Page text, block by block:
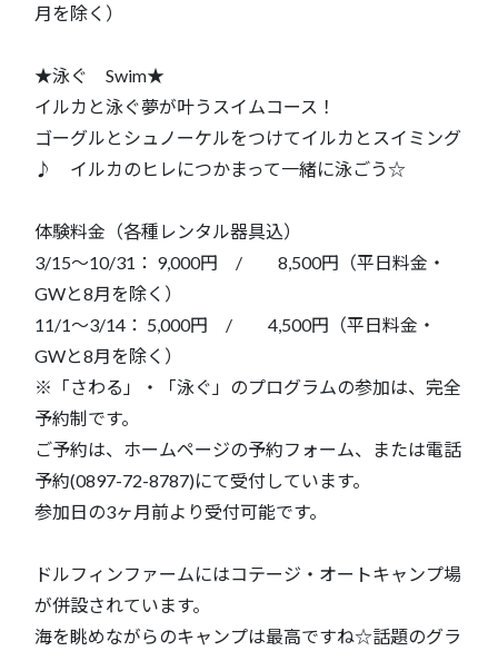
月を除く）
★泳ぐ Swim★
イルカと泳ぐ夢が叶うスイムコース！
ゴーグルとシュノーケルをつけてイルカとスイミング
♪ イルカのヒレにつかまって一緒に泳ごう☆
体験料金（各種レンタル器具込）
3/15〜10/31： 9,000円 / 8,500円（平日料金・
GWと8月を除く）
11/1〜3/14： 5,000円 / 4,500円（平日料金・
GWと8月を除く）
※「さわる」・「泳ぐ」のプログラムの参加は、完全
予約制です。
ご予約は、ホームページの予約フォーム、または電話
予約(0897-72-8787)にて受付しています。
参加日の3ヶ月前より受付可能です。
ドルフィンファームにはコテージ・オートキャンプ場
が併設されています。
海を眺めながらのキャンプは最高ですね☆話題のグラ